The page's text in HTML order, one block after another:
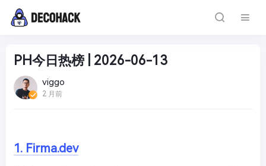
PH今日热榜 | 2026-06-13
viggo
2 月前
1. Firma.dev